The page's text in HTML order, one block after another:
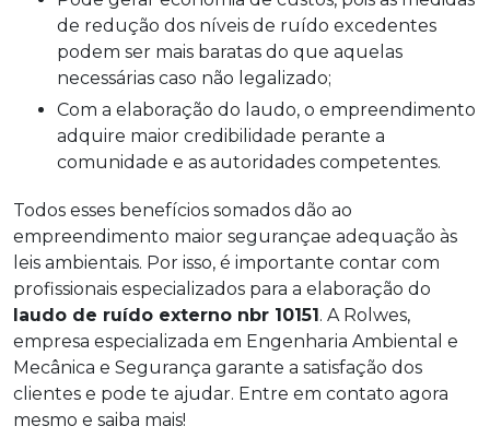
de redução dos níveis de ruído excedentes
podem ser mais baratas do que aquelas
necessárias caso não legalizado;
Com a elaboração do laudo, o empreendimento
adquire maior credibilidade perante a
comunidade e as autoridades competentes.
Todos esses benefícios somados dão ao
empreendimento maior segurançae adequação às
leis ambientais. Por isso, é importante contar com
profissionais especializados para a elaboração do
laudo de ruído externo nbr 10151. A Rolwes,
empresa especializada em Engenharia Ambiental e
Mecânica e Segurança garante a satisfação dos
clientes e pode te ajudar. Entre em contato agora
mesmo e saiba mais!